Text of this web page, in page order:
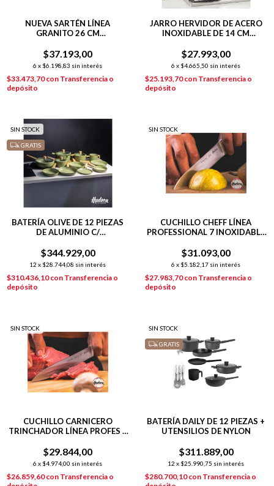
NUEVA SARTÉN LÍNEA
GRANITO 26 CM
$37.193,00
6 x $6.198,83 sin interés
$33.473,70con Transferencia o
depósito
JARRO HERVIDOR DE ACERO
INOXIDABLE DE 14 CM
$27.993,00
6 x $4.665,50 sin interés
$25.193,70con Transferencia o
depósito
SIN STOCK
GRATIS
BATERÍA OLIVE DE 12 PIEZAS
DE ALUMINIO C/
$344.929,00
12 x $28.744,08 sin interés
$310.436,10con Transferencia o
depósito
SIN STOCK
CUCHILLO CHEFF LÍNEA
PROFESSIONAL 7 INOXIDABLE
$31.093,00
6 x $5.182,17 sin interés
$27.983,70con Transferencia o
depósito
SIN STOCK
CUCHILLO CARNICERO
TRINCHADOR LÍNEA PROFES +
$29.844,00
6 x $4.974,00 sin interés
$26.859,60con Transferencia o
SIN STOCK
GRATIS
BATERÍA DAILY DE 12 PIEZAS +
UTENSILIOS DE NYLON
$311.889,00
12 x $25.990,75 sin interés
$280.700,10con Transferencia o